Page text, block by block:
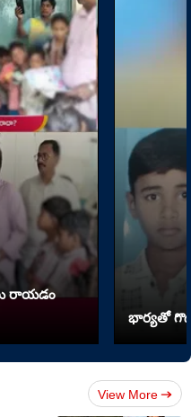
రాయ‌డం
భార్యతో
View More